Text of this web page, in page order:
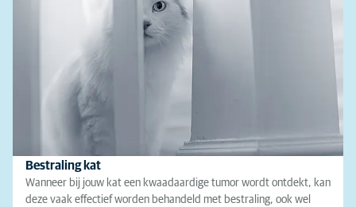
Bestraling kat
Wanneer bij jouw kat een kwaadaardige tumor wordt ontdekt, kan
deze vaak effectief worden behandeld met bestraling, ook wel